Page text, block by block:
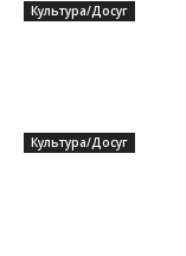
Культура/Досуг
Культура/Досуг